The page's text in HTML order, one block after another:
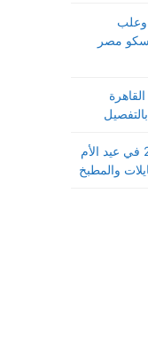
جميع أسعار كحك العيد 2026 وعلب
مصر
تخفيضات كارفور مارس 2026 في عيد الأم
والمطبخ